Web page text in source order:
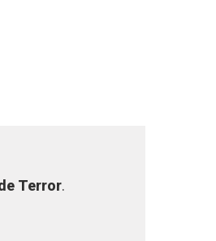
Terror.